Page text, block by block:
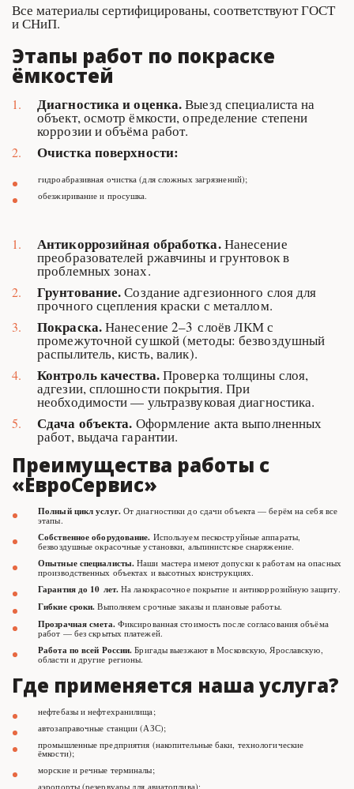
Все материалы сертифицированы, соответствуют ГОСТ
и СНиП.
Этапы работ по покраске
ёмкостей
Диагностикаиоценка. Выезд специалиста на
объект, осмотр ёмкости, определение степени
коррозии и объёма работ.
Очисткаповерхности:
гидроабразивная очистка (для сложных загрязнений);
обезжиривание и просушка.
Антикоррозийная обработка. Нанесение
преобразователей ржавчины и грунтовок в
проблемных зонах.
Грунтование. Создание адгезионного слоя для
прочного сцепления краски с металлом.
Покраска. Нанесение 2–3 слоёв ЛКМ с
промежуточной сушкой (методы: безвоздушный
распылитель, кисть, валик).
Контролькачества. Проверка толщины слоя,
адгезии, сплошности покрытия. При
необходимости — ультразвуковая диагностика.
Сдача объекта. Оформление акта выполненных
работ, выдача гарантии.
Преимущества работы с
«ЕвроСервис»
Полный цикл услуг. От диагностики до сдачи объекта — берём на себя все
этапы.
Собственное оборудование. Используем пескоструйные аппараты,
безвоздушные окрасочные установки, альпинистское снаряжение.
Опытные специалисты. Наши мастера имеют допуски к работам на опасных
производственных объектах и высотных конструкциях.
Гарантиядо 10 лет. На лакокрасочное покрытие и антикоррозийную защиту.
Гибкие сроки. Выполняем срочные заказы и плановые работы.
Прозрачнаясмета. Фиксированная стоимость после согласования объёма
работ — без скрытых платежей.
Работа по всей России. Бригады выезжают в Московскую, Ярославскую,
области и другие регионы.
Где применяется наша услуга?
нефтебазы и нефтехранилища;
автозаправочные станции (АЗС);
промышленные предприятия (накопительные баки, технологические
ёмкости);
морские и речные терминалы;
аэропорты (резервуары для авиатоплива);